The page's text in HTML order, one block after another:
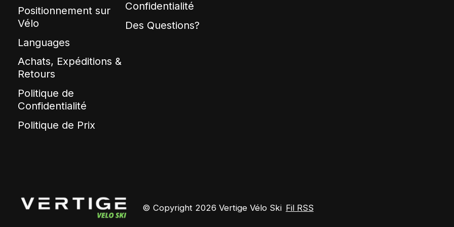
Positionnement sur
Vélo
Languages
Achats, Expéditions &
Retours
Politique de
Confidentialité
Politique de Prix
Confidentialité
Des Questions?
© Copyright 2026 Vertige Vélo Ski Fil RSS